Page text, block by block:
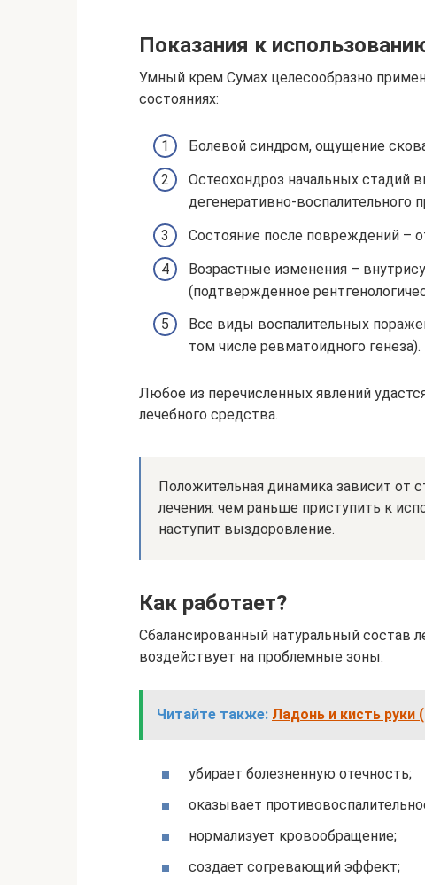
Показания к
Умный крем Сумах целесообразно
состояниях:
Болевой синдром, ощущение
Остеохондроз начальных стадий
дегенеративно-воспалительного
Состояние после повреждений –
Возрастные изменения –
(подтвержденное
Все виды воспалительных
том числе ревматоидного генеза).
Любое из перечисленных явлений
лечебного средства.
Положительная динамика зависит от
лечения: чем раньше приступить к
наступит выздоровление.
Как работает?
Сбалансированный натуральный состав
воздействует на проблемные зоны:
Читайте также: Ладонь и кисть руки
убирает болезненную отечность;
оказывает
нормализует кровообращение;
создает согревающий эффект;